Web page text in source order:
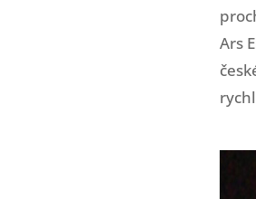
Ars